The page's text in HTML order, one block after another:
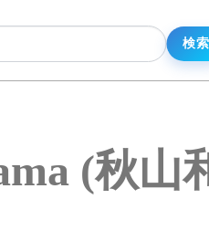
(秋山